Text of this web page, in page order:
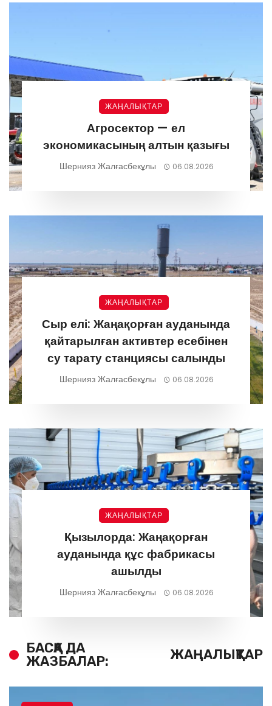
ЖАҢАЛЫҚТАР
Агросектор — ел
экономикасының алтын қазығы
Шернияз Жалғасбекұлы 06.08.2026
ЖАҢАЛЫҚТАР
Сыр елі: Жаңақорған ауданында
қайтарылған активтер есебінен
су тарату станциясы салынды
Шернияз Жалғасбекұлы 06.08.2026
ЖАҢАЛЫҚТАР
Қызылорда: Жаңақорған
ауданында құс фабрикасы
ашылды
Шернияз Жалғасбекұлы 06.08.2026
БАСҚА ДА
ЖАЗБАЛАР:
ЖАҢАЛЫҚТАР